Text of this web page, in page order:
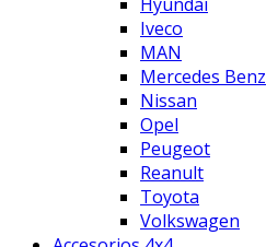
Iveco
MAN
Mercedes Benz
Nissan
Opel
Peugeot
Reanult
Toyota
Volkswagen